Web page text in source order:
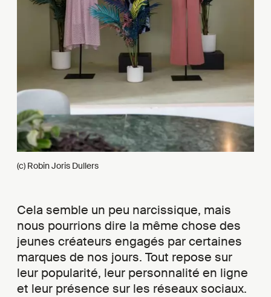
(c) Robin Joris Dullers
Cela semble un peu narcissique, mais
nous pourrions dire la même chose des
jeunes créateurs engagés par certaines
marques de nos jours. Tout repose sur
leur popularité, leur personnalité en ligne
et leur présence sur les réseaux sociaux.